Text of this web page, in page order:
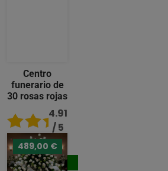
Centro
funerario de
30 rosas rojas
4.91
/ 5
176,00 €
Comprar
489,00 €